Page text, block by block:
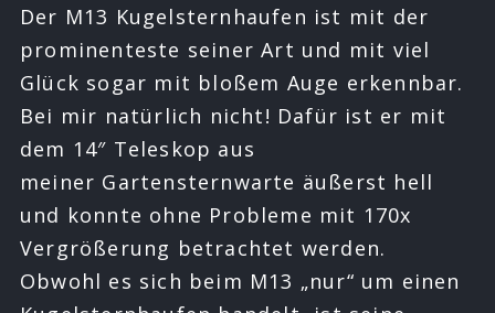
Der M13 Kugelsternhaufen ist mit der
prominenteste seiner Art und mit viel
Glück sogar mit bloßem Auge erkennbar.
Bei mir natürlich nicht! Dafür ist er mit
dem 14″ Teleskop aus
meiner Gartensternwarte äußerst hell
und konnte ohne Probleme mit 170x
Vergrößerung betrachtet werden.
Obwohl es sich beim M13 „nur“ um einen